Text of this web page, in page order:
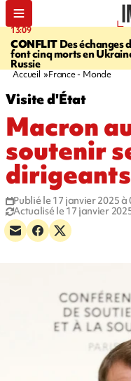
13:09
CONFLIT Des échanges
font cinq morts en
Russie
Accueil France - Monde
Visite d'État
Macron
soutenir
dirigeants
Publié le 17 janvier 2025 à
Actualisé le 17 janvier